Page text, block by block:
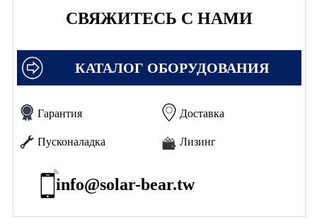
СВЯЖИТЕСЬ С НАМИ
КАТАЛОГ ОБОРУДОВАНИЯ
Гарантия Доставка
Пусконаладка Лизинг
info@solar-bear.tw